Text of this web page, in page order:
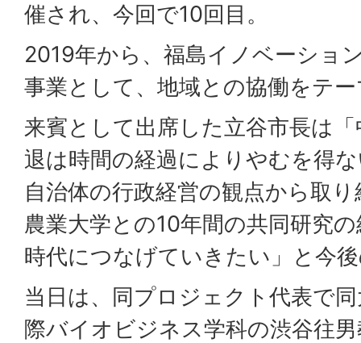
催され、今回で10回目。
2019年から、福島イノベーショ
事業として、地域との協働をテ
来賓として出席した立谷市長は
退は時間の経過によりやむを得
自治体の行政経営の観点から取
農業大学との10年間の共同研究
時代につなげていきたい」と今
当日は、同プロジェクト代表で
際バイオビジネス学科の渋谷往